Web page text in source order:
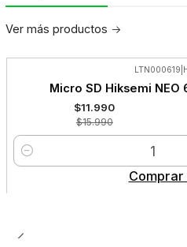
Ver más productos
LTN000619
Micro SD Hiksemi NEO
$11.990
$15.990
Cantidad